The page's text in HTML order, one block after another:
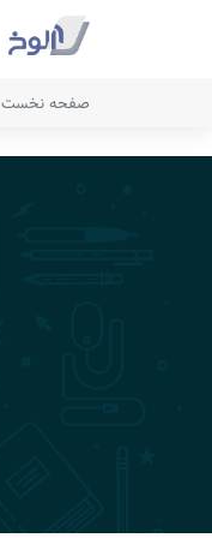
صفحه نخست